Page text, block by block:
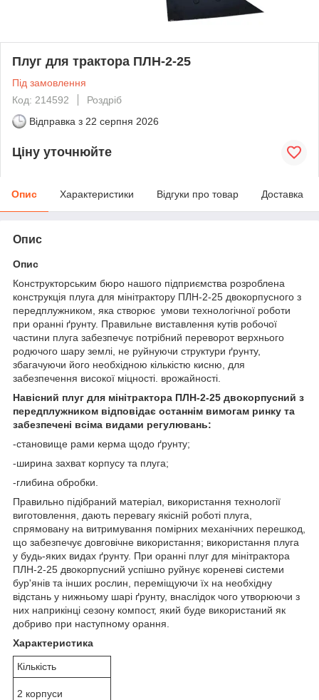
Плуг для трактора ПЛН-2-25
Під замовлення
Код: 214592
Роздріб
Відправка з 22 серпня 2026
Ціну уточнюйте
Опис Характеристики Відгуки про товар Доставка
Опис
Опис
Конструкторським бюро нашого підприємства розроблена
конструкція плуга для мінітрактору ПЛН-2-25 двокорпусного з
передплужником, яка створює умови технологічної роботи
при оранні ґрунту. Правильне виставлення кутів робочої
частини плуга забезпечує потрібний переворот верхнього
родючого шару землі, не руйнуючи структури ґрунту,
збагачуючи його необхідною кількістю кисню, для
забезпечення високої міцності. врожайності.
Навісний плуг для мінітрактора ПЛН-2-25 двокорпусний з
передплужником відповідає останнім вимогам ринку та
забезпечені всіма видами регулювань:
-становище рами керма щодо ґрунту;
-ширина захват корпусу та плуга;
-глибина обробки.
Правильно підібраний матеріал, використання технології
виготовлення, дають перевагу якісній роботі плуга,
спрямовану на витримування помірних механічних перешкод,
що забезпечує довговічне використання; використання плуга
у будь-яких видах ґрунту. При оранні плуг для мінітрактора
ПЛН-2-25 двокорпусний успішно руйнує кореневі системи
бур'янів та інших рослин, переміщуючи їх на необхідну
відстань у нижньому шарі ґрунту, внаслідок чого утворюючи з
них наприкінці сезону компост, який буде використаний як
добриво при наступному орання.
Характеристика
Кількість
2 корпуси